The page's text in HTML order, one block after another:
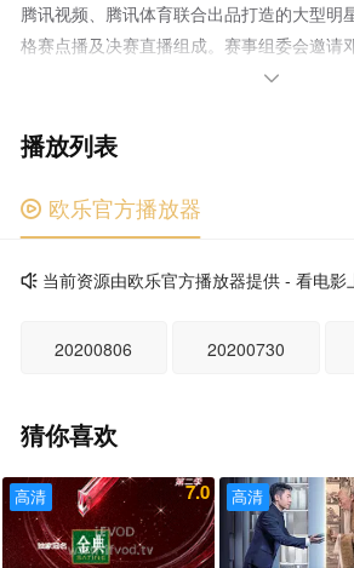
腾讯视频、腾讯体育联合出品打造的大型明
格赛点播及决赛直播组成。赛事组委会邀请

播放列表
 欧乐官方播放器
当前资源由欧乐官方播放器提供 - 看电影
20200806 20200730
猜你喜欢
高清 7.0 高清